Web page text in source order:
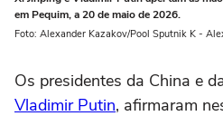
em Pequim, a 20 de maio de 2026.
Foto: Alexander Kazakov/Pool Sputnik K -
Os presidentes da China e
Vladimir Putin, afirmaram